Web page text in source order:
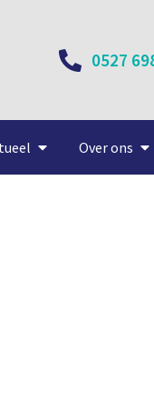
0527
Over ons